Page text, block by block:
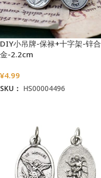
DIY小吊牌-保禄+十字架-锌合
金-2.2cm
¥4.99
SKU： HS00004496